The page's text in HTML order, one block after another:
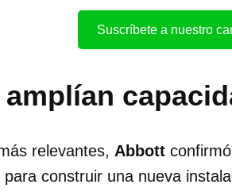
Suscríbete a nuestro
amplían
relevantes, Abbott
para construir una nueva